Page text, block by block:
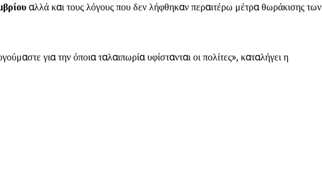
αλλά και τους λόγους που δεν λήφθηκαν περαιτέρω μέτρα θωράκισης των
για την όποια ταλαιπωρία υφίστανται οι πολίτες», καταλήγει η